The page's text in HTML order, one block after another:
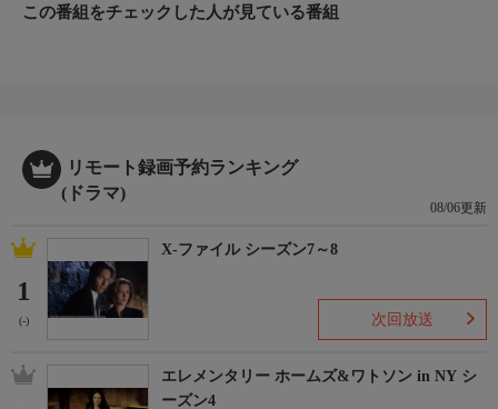
この番組をチェックした人が見ている番組
リモート録画予約ランキング
(ドラマ)
08/06更新
1
(-)
X-ファイル シーズン7～8
次回放送
エレメンタリー ホームズ&ワトソン in NY シ
ーズン4